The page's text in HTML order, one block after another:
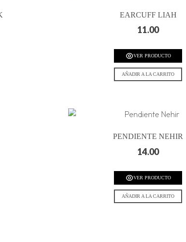
EARCUFF LIAH
11.00
VER PRODUCTO
AÑADIR A LA CARRITO
PENDIENTE NEHIR
14.00
VER PRODUCTO
AÑADIR A LA CARRITO